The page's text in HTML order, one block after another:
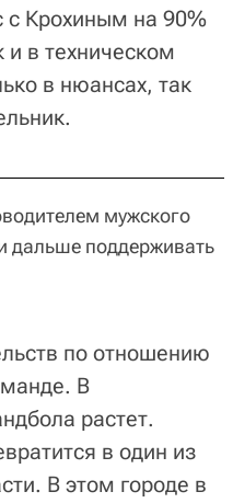
с Крохиным на 90%
и в техническом
в нюансах, так
мужского
дальше поддерживать
по отношению
В
растет.
в один из
В этом городе в